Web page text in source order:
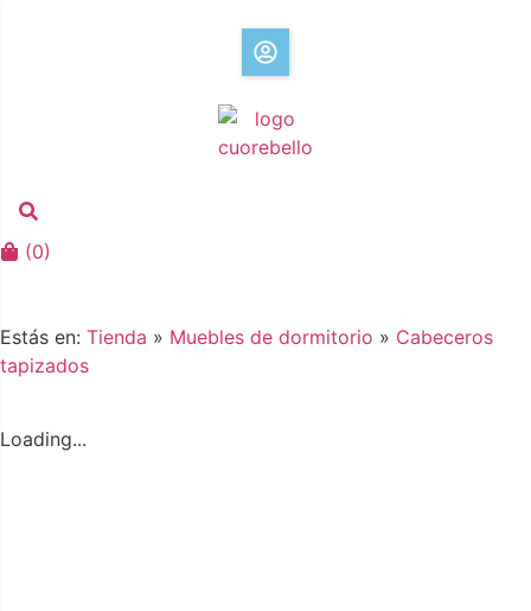
(0)
Estás en: Tienda » Muebles de dormitorio » Cabeceros
tapizados
Loading...